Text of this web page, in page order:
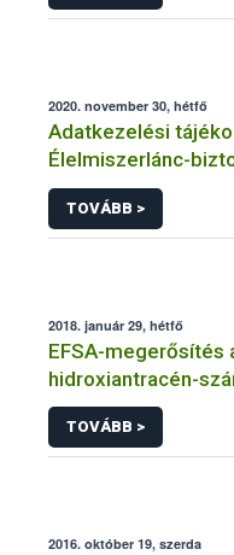
2020. november 30, hétfő
Adatkezelési
Élelmiszerlánc-
Rendszerben
közhatalmi
adatkezeléséhez
TOVÁBB >
2018. január 29, hétfő
EFSA-megerősítés
hidroxiantracén-
TOVÁBB >
2016. október 19, szerda